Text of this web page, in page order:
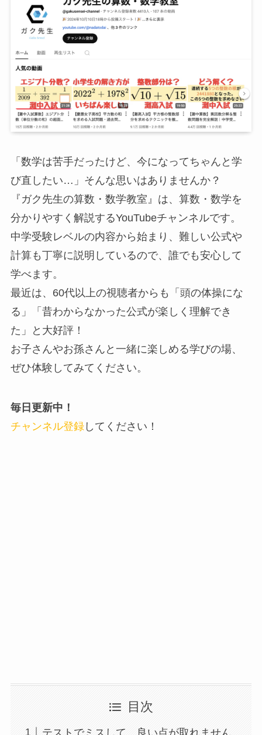
「数学は苦手だったけど、今になってちゃんと学
び直したい…」そんな思いはありませんか？
『ガク先生の算数・数学教室』は、算数・数学を
分かりやすく解説するYouTubeチャンネルです。
中学受験レベルの内容から始まり、難しい公式や
計算も丁寧に説明しているので、誰でも安心して
学べます。
最近は、60代以上の視聴者からも「頭の体操にな
る」「昔わからなかった公式が楽しく理解でき
た」と大好評！
お子さんやお孫さんと一緒に楽しめる学びの場、
ぜひ体験してみてください。
毎日更新中！
チャンネル登録してください！
目次
テストでミスして、良い点が取れません